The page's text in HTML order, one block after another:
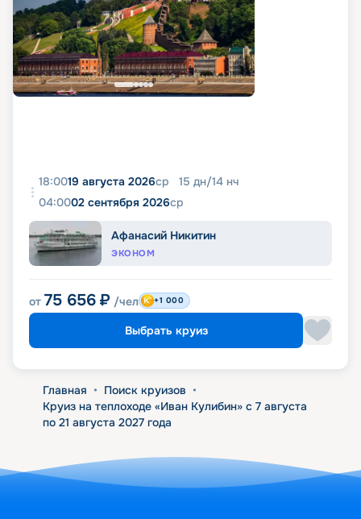
18:0019 августа 2026ср 15 дн/14 нч
04:0002 сентября 2026ср
Афанасий Никитин
ЭКОНОМ
от 75 656 ₽ /чел +1 000
Выбрать круиз
Главная • Поиск круизов •
Круиз на теплоходе «Иван Кулибин» с 7 августа
по 21 августа 2027 года